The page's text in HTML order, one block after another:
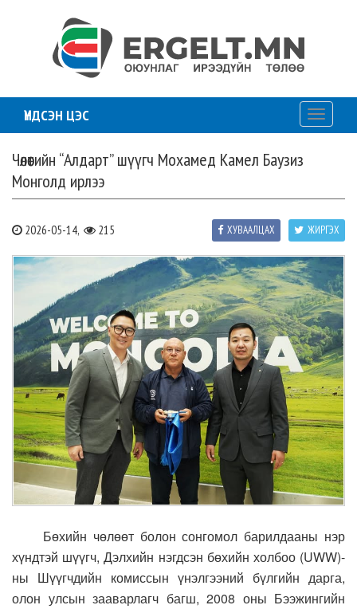
ҮНДСЭН ЦЭС
Toggle
Чөлөөтийн “Алдарт” шүүгч Мохамед Камел Баузиз
Монголд ирлээ
2026-05-14, 215 ЖИРГЭХ
ХУВААЛЦАХ
Бөхийн чөлөөт болон сонгомол барилдааны нэр
хүндтэй шүүгч, Дэлхийн нэгдсэн бөхийн холбоо (UWW)-
ны Шүүгчдийн комиссын үнэлгээний бүлгийн дарга,
олон улсын зааварлагч багш, 2008 оны Бээжингийн